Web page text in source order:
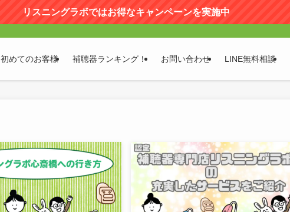
リスニングラボではお得なキャンペーンを実施中
初めてのお客様 補聴器ランキング！ お問い合わせ LINE無料相談